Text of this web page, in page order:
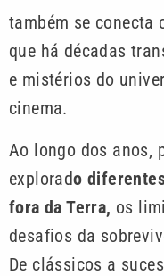
também se conecta
que há décadas
e mistérios do
cinema.
Ao longo dos anos,
explorado
fora da Terra, os
desafios da
De clássicos a